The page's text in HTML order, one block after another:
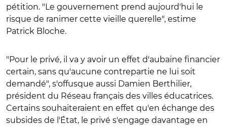
pétition. "Le gouvernement prend aujourd'hui le
risque de ranimer cette vieille querelle", estime
Patrick Bloche.
"Pour le privé, il va y avoir un effet d'aubaine financier
certain, sans qu'aucune contrepartie ne lui soit
demandé", s'offusque aussi Damien Berthilier,
président du Réseau français des villes éducatrices.
Certains souhaiteraient en effet qu'en échange des
subsides de l'État, le privé s'engage davantage en